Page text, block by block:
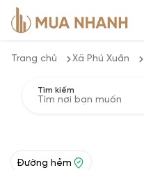
Trang chủ Xã Phú Xuân
Tìm kiếm
Đường hẻm